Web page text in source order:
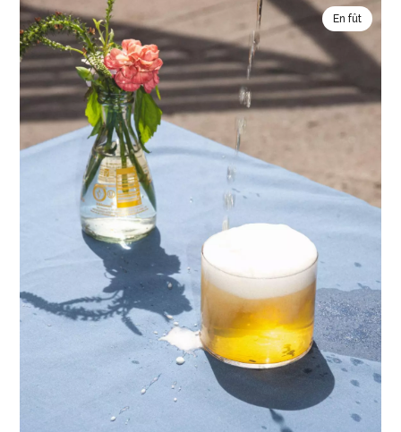
En fût